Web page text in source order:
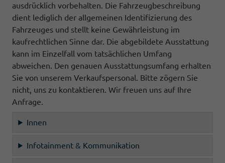
ausdrücklich vorbehalten. Die Fahrzeugbeschreibung
dient lediglich der allgemeinen Identifizierung des
Fahrzeuges und stellt keine Gewährleistung im
kaufrechtlichen Sinne dar. Die abgebildete Ausstattung
kann im Einzelfall vom tatsächlichen Umfang
abweichen. Den genauen Ausstattungsumfang erhalten
Sie von unserem Verkaufspersonal. Bitte zögern Sie
nicht, uns zu kontaktieren. Wir freuen uns auf Ihre
Anfrage.
Innen
Infotainment & Kommunikation